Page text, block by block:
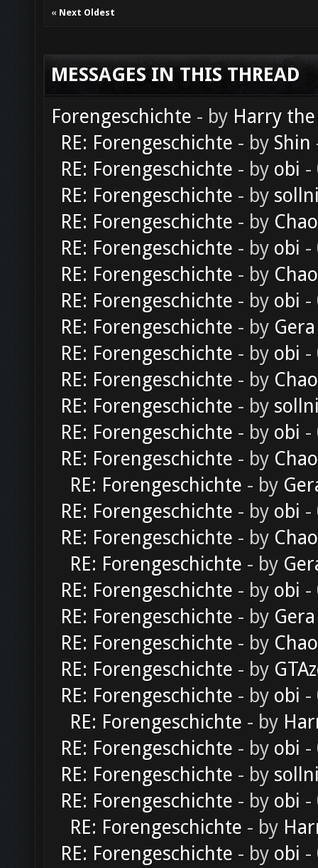
« Next Oldest
MESSAGES IN THIS THREAD
Forengeschichte - by Harry
RE: Forengeschichte - by Shin
RE: Forengeschichte - by obi -
RE: Forengeschichte - by
RE: Forengeschichte - by
RE: Forengeschichte - by obi -
RE: Forengeschichte - by
RE: Forengeschichte - by obi -
RE: Forengeschichte - by Gera
RE: Forengeschichte - by obi -
RE: Forengeschichte - by
RE: Forengeschichte - by
RE: Forengeschichte - by obi -
RE: Forengeschichte - by
RE: Forengeschichte - by
RE: Forengeschichte - by obi -
RE: Forengeschichte - by
RE: Forengeschichte - by
RE: Forengeschichte - by obi -
RE: Forengeschichte - by Gera
RE: Forengeschichte - by
RE: Forengeschichte - by
RE: Forengeschichte - by obi -
RE: Forengeschichte - by
RE: Forengeschichte - by obi -
RE: Forengeschichte - by
RE: Forengeschichte - by obi -
RE: Forengeschichte - by
RE: Forengeschichte - by obi -